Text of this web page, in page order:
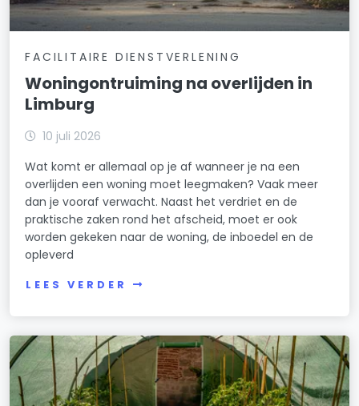
FACILITAIRE DIENSTVERLENING
Woningontruiming na overlijden in
Limburg
10 juli 2026
Wat komt er allemaal op je af wanneer je na een
overlijden een woning moet leegmaken? Vaak meer
dan je vooraf verwacht. Naast het verdriet en de
praktische zaken rond het afscheid, moet er ook
worden gekeken naar de woning, de inboedel en de
opleverd
LEES VERDER